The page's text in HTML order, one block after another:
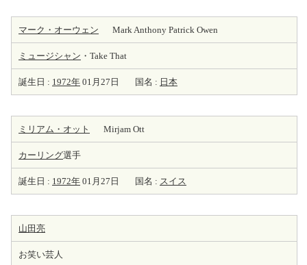
マーク・オーウェン Mark Anthony Patrick Owen
ミュージシャン ・Take That
誕生日 : 1972年 01月27日 国名 : 日本
ミリアム・オット Mirjam Ott
カーリング選手
誕生日 : 1972年 01月27日 国名 : スイス
山田亮
お笑い芸人